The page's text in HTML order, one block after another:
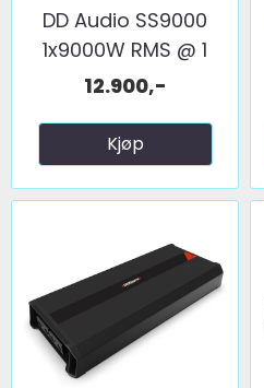
DD Audio SS9000
1x9000W RMS @ 1
ohm
12.900,-
Kjøp